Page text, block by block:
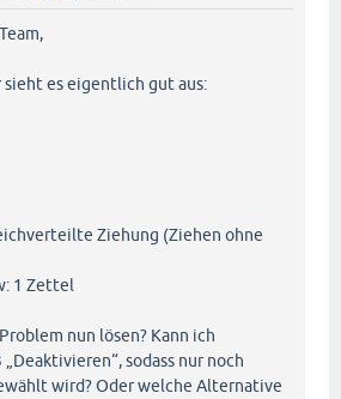
es eigentlich gut aus:
Ziehung (Ziehen ohne
1 Zettel
nun lösen? Kann ich
sodass nur noch
wird? Oder welche Alternative